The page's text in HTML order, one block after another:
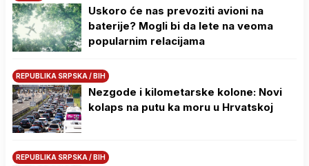
Uskoro će nas prevoziti avioni na
baterije? Mogli bi da lete na veoma
popularnim relacijama
REPUBLIKA SRPSKA / BIH
Nezgode i kilometarske kolone: Novi
kolaps na putu ka moru u Hrvatskoj
REPUBLIKA SRPSKA / BIH